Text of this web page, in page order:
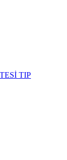
TIP